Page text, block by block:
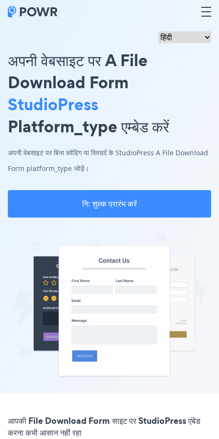
अपनी वेबसाइट पर A File
Download Form
StudioPress
Platform_type एम्बेड करें
अपनी वेबसाइट पर बिना कोडिंग या सिरदर्द के StudioPress A File Download
Form platform_type जोड़ें।
नि: शुल्क प्रारंभ करें
आपकी File Download Form साइट पर StudioPress एंबेड
करना कभी आसान नहीं रहा